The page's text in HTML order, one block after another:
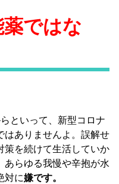
ではな
といって、新型コロナ
はありませんよ。誤解せ
策を続けて生活していか
あらゆる我慢や辛抱が水
対に嫌です。